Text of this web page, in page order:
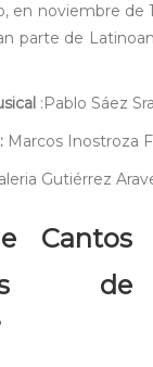
en noviembre de
parte de
:Pablo Sáez
Marcos Inostroza
Gutiérrez
Cantos